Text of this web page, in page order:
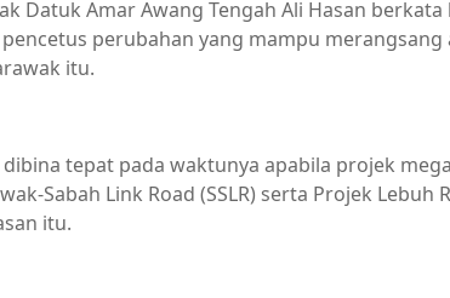
Datuk Amar Awang Tengah Ali Hasan
perubahan yang mampu
itu.
tepat pada waktunya apabila projek
Sabah Link Road (SSLR) serta Projek Lebuh
itu.